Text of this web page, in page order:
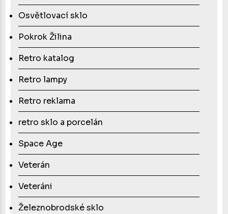
Osvětlovací sklo
Pokrok Žilina
Retro katalog
Retro lampy
Retro reklama
retro sklo a porcelán
Space Age
Veterán
Veteráni
Železnobrodské sklo